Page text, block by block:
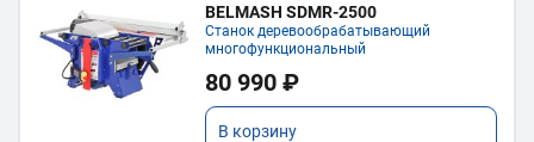
BELMASH SDMR-2500
Станок деревообрабатывающий
многофункциональный
80 990 ₽
В корзину